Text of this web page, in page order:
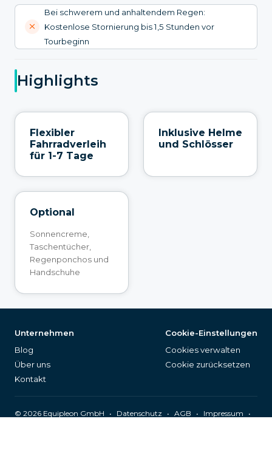
Bei schwerem und anhaltendem Regen:
Kostenlose Stornierung bis 1,5 Stunden vor
Tourbeginn
Highlights
Flexibler
Fahrradverleih
für 1-7 Tage
Inklusive Helme
und Schlösser
Optional
Sonnencreme,
Taschentücher,
Regenponchos und
Handschuhe
Unternehmen
Blog
Über uns
Kontakt
Cookie-Einstellungen
Cookies verwalten
Cookie zurücksetzen
© 2026 Equipleon GmbH • Datenschutz • AGB • Impressum
•